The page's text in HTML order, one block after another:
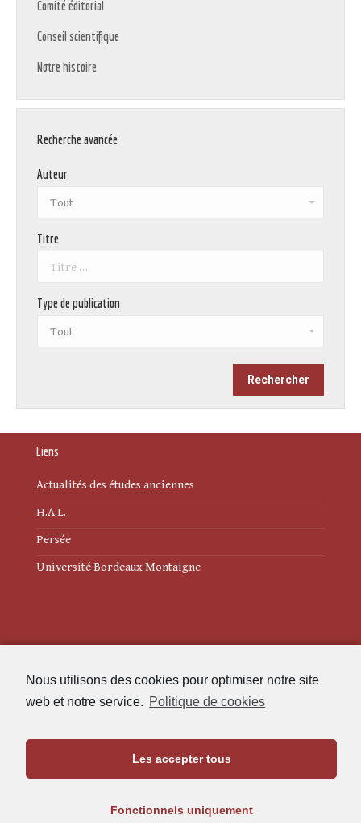
Nous utilisons des cookies pour optimiser notre site
web et notre service. Politique de cookies
Les accepter tous
Fonctionnels uniquement
Comité éditorial
Conseil scientifique
Notre histoire
Recherche avancée
Auteur
Titre
Type de publication
Liens
Actualités des études anciennes
H.A.L.
Persée
Université Bordeaux Montaigne
Politique de cookies (UE)
Maison de l'Archéologie